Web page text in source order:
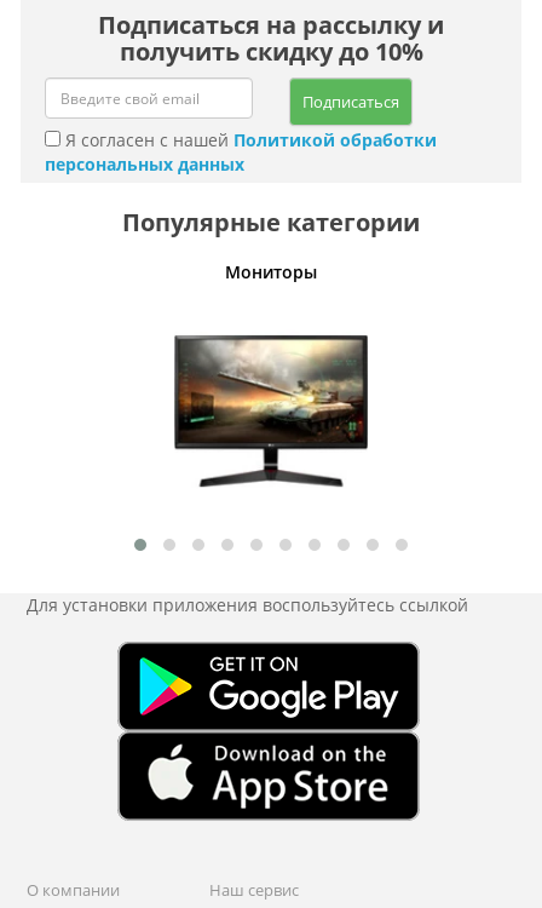
Подписаться на рассылку и
получить скидку до 10%
Подписаться
Я согласен с нашей Политикой обработки
персональных данных
Популярные категории
Мониторы
Для установки приложения воспользуйтесь ссылкой
О компании
Наш сервис